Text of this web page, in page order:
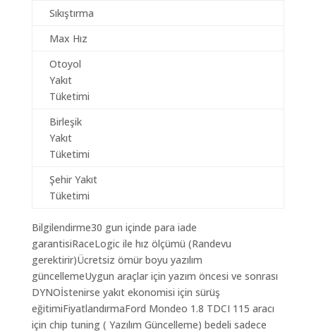
Sıkıştırma
Max Hız
Otoyol
Yakıt
Tüketimi
Birleşik
Yakıt
Tüketimi
Şehir Yakıt
Tüketimi
Bilgilendirme30 gun içinde para iade
garantisiRaceLogic ile hız ölçümü (Randevu
gerektirir)Ücretsiz ömür boyu yazılım
güncellemeUygun araçlar için yazım öncesi ve sonrası
DYNOİstenirse yakıt ekonomisi için sürüş
eğitimiFiyatlandırmaFord Mondeo 1.8 TDCI 115 aracı
için chip tuning ( Yazılım Güncelleme) bedeli sadece